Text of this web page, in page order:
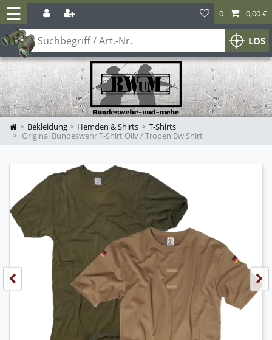
☰
LOS
0 0,00 €
Bekleidung Hemden & Shirts
T-Shirts
Original Bundeswehr T-Shirt Oliv / Tropen Bw Shirt